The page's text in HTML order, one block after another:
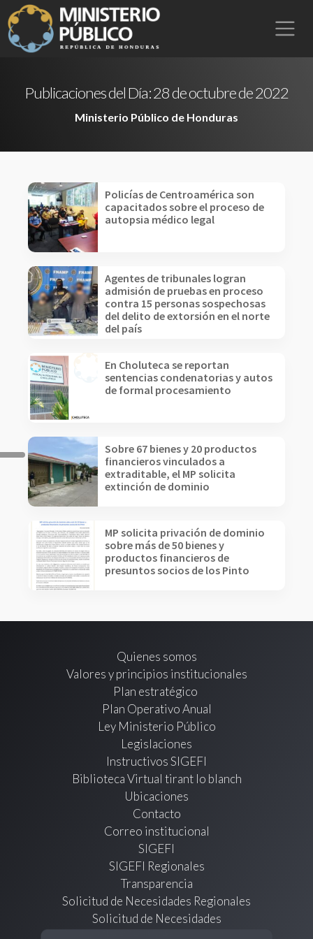
Publicaciones del Día:28 de octubre de 2022
Ministerio Público de Honduras
Policías de Centroamérica son
capacitados sobre el proceso de
autopsia médico legal
Agentes de tribunales logran
admisión de pruebas en proceso
contra 15 personas sospechosas
del delito de extorsión en el norte
del país
En Choluteca se reportan
sentencias condenatorias y autos
de formal procesamiento
Sobre 67 bienes y 20 productos
financieros vinculados a
extraditable, el MP solicita
extinción de dominio
MP solicita privación de dominio
sobre más de 50 bienes y
productos financieros de
presuntos socios de los Pinto
Quienes somos
Valores y principios institucionales
Plan estratégico
Plan Operativo Anual
Ley Ministerio Público
Legislaciones
Instructivos SIGEFI
Biblioteca Virtual tirant lo blanch
Ubicaciones
Contacto
Correo institucional
SIGEFI
SIGEFI Regionales
Transparencia
Solicitud de Necesidades Regionales
Solicitud de Necesidades